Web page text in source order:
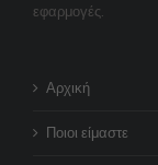
εφαρμογές.
Αρχική
Ποιοι είμαστε